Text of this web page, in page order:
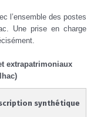
l’ensemble des postes
Une prise en charge
extrapatrimoniaux
synthétique